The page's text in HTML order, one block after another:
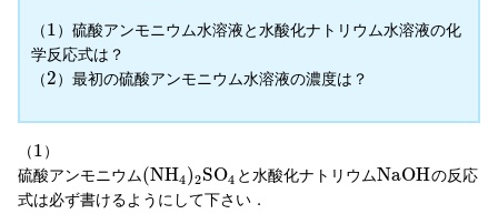
（1）硫酸アンモニウム水溶液と水酸化ナトリウム水溶液の化
学反応式は？
（2）最初の硫酸アンモニウム水溶液の濃度は？
（1）
硫酸アンモニウム(NH4)2SO4 と水酸化ナトリウムNaOHの反応
式は必ず書けるようにして下さい．